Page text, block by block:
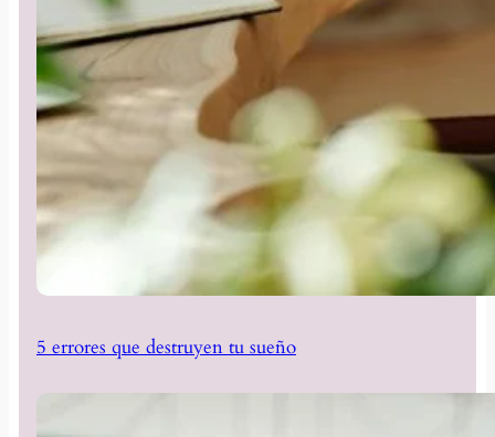
5 errores que destruyen tu sueño